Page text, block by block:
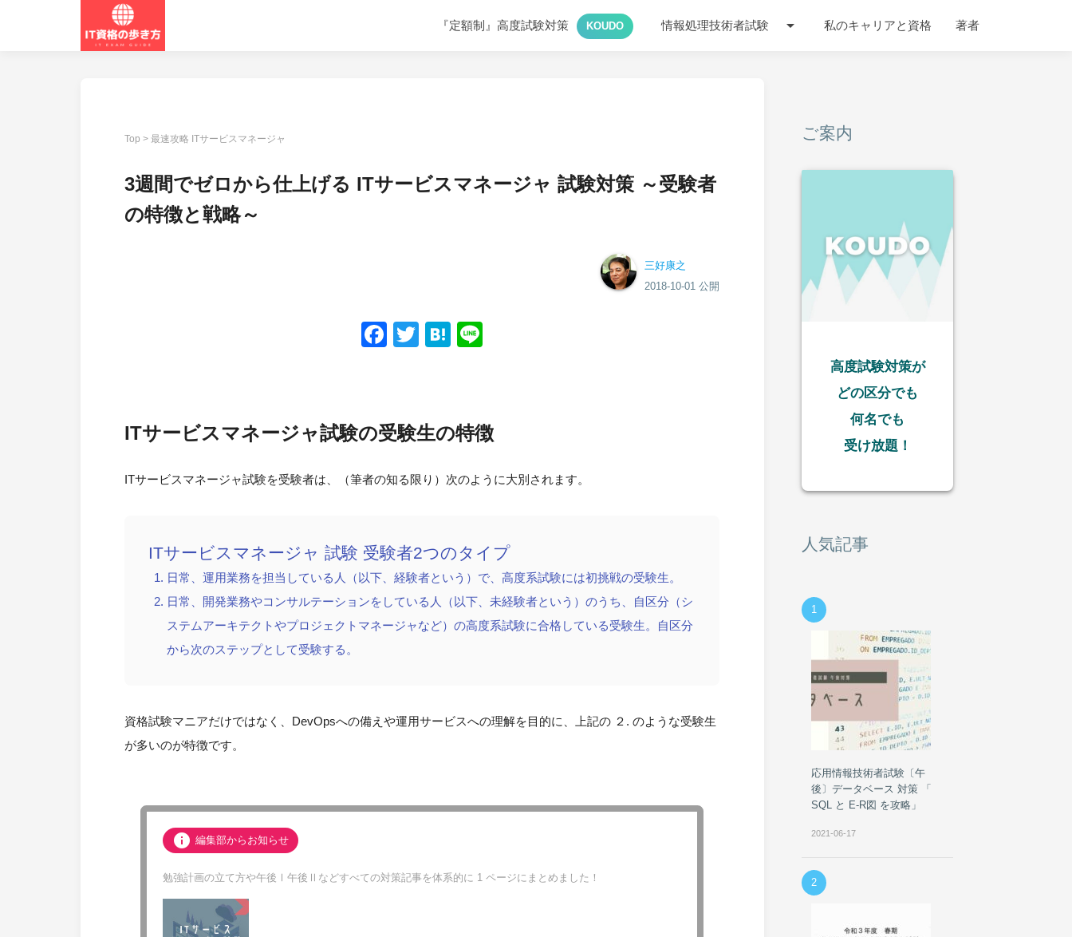
『定額制』高度試験対策 KOUDO 情報処理技術者試験 arrow_drop_down 私のキャリアと資格 著者
Top >最速攻略 ITサービスマネージャ
3週間でゼロから仕上げる ITサービスマネージャ 試験対策 ～受験者
の特徴と戦略～
三好康之
2018-10-01 公開
Facebook
TwitterHatena
ITサービスマネージャ試験の受験生の特徴
ITサービスマネージャ試験を受験者は、（筆者の知る限り）次のように大別されます。
ITサービスマネージャ 試験 受験者2つのタイプ
日常、運用業務を担当している人（以下、経験者という）で、高度系試験には初挑戦の受験生。
日常、開発業務やコンサルテーションをしている人（以下、未経験者という）のうち、自区分（シ
ステムアーキテクトやプロジェクトマネージャなど）の高度系試験に合格している受験生。自区分
から次のステップとして受験する。
資格試験マニアだけではなく、DevOpsへの備えや運用サービスへの理解を目的に、上記の ２. のような受験生
が多いのが特徴です。
info 編集部からお知らせ
勉強計画の立て方や午後Ⅰ午後Ⅱなどすべての対策記事を体系的に 1 ページにまとめました！
ご案内
高度試験対策が
どの区分でも
何名でも
受け放題！
人気記事
1
応用情報技術者試験〔午
後〕データベース 対策 「
SQL と E-R図 を攻略」
2021-06-17
2